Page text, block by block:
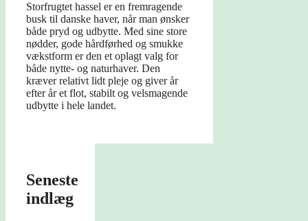
Storfrugtet hassel er en fremragende
busk til danske haver, når man ønsker
både pryd og udbytte. Med sine store
nødder, gode hårdførhed og smukke
vækstform er den et oplagt valg for
både nytte- og naturhaver. Den
kræver relativt lidt pleje og giver år
efter år et flot, stabilt og velsmagende
udbytte i hele landet.
Seneste
indlæg